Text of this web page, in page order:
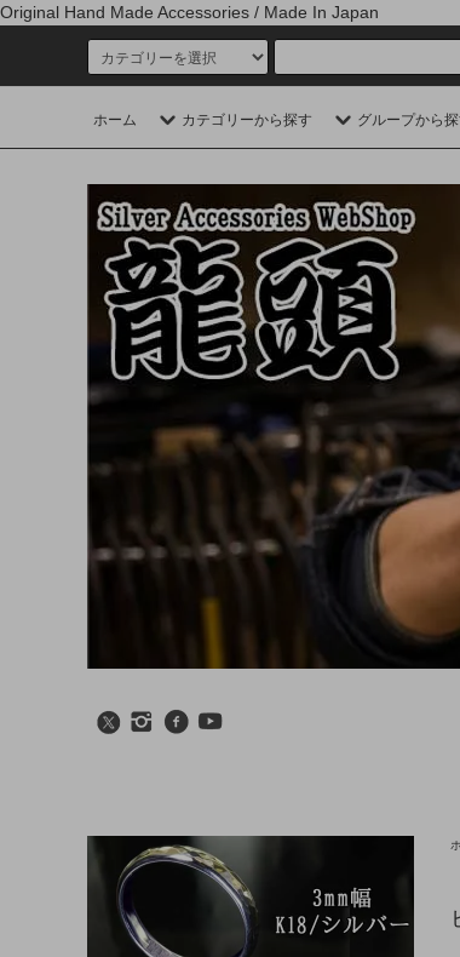
Original Hand Made Accessories / Made In Japan
ホーム カテゴリーから探す グループから